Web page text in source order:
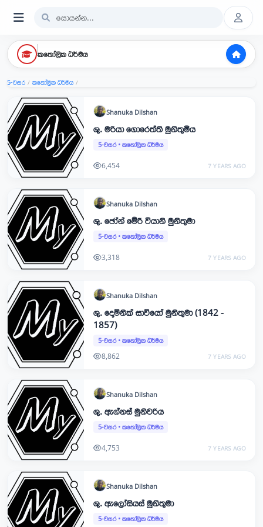
කතෝලික ධර්මය
5-වසර / කතෝලික ධර්මය /
Shanuka Dilshan
ශු. මරියා ගොරෙත්ති මුනිතුමිය
5-වසර• කතෝලික ධර්මය
6,454 7 YEARS AGO
Shanuka Dilshan
ශු. ඡෝන් මේරි වියානි මුනිතුමා
5-වසර• කතෝලික ධර්මය
3,318 7 YEARS AGO
Shanuka Dilshan
ශු. දොමිනික් සාවියෝ මුනිතුමා (1842 -
1857)
5-වසර• කතෝලික ධර්මය
8,862 7 YEARS AGO
Shanuka Dilshan
ශු. ඇග්නස් මුනිවරිය
5-වසර• කතෝලික ධර්මය
4,753 7 YEARS AGO
Shanuka Dilshan
ශු. ඇලෝසියස් මුනිතුමා
5-වසර• කතෝලික ධර්මය